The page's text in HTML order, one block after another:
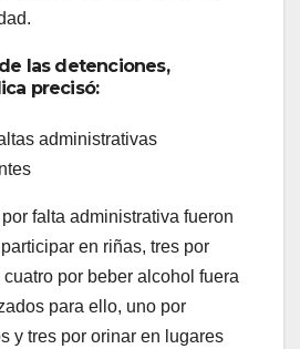
las detenciones,
precisó:
administrativas
falta administrativa fueron
en riñas, tres por
por beber alcohol fuera
para ello, uno por
y tres por orinar en lugares